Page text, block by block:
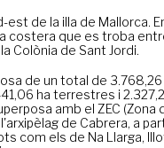
est de la illa de Mallorca.
costera que es troba
Colònia de Sant Jordi.
de un total de 3.768,26
ha terrestres i
amb el ZEC (Zona
de Cabrera, a
com els de Na Llarga,